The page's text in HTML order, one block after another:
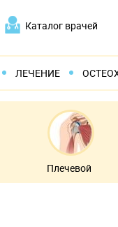
Каталог врачей
ЛЕЧЕНИЕ
Плечевой